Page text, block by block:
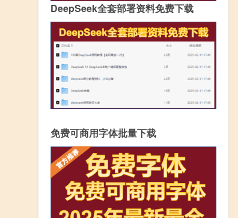
DeepSeek全套部署资料免费下载
免费可商用字体批量下载